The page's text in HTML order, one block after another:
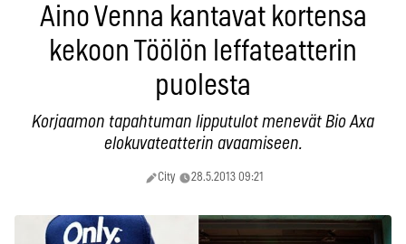
Aino Venna kantavat kortensa
kekoon Töölön leffateatterin
puolesta
Korjaamon tapahtuman lipputulot menevät Bio Axa
elokuvateatterin avaamiseen.
City 28.5.2013 09:21